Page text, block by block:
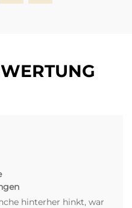
hinterher hinkt, war